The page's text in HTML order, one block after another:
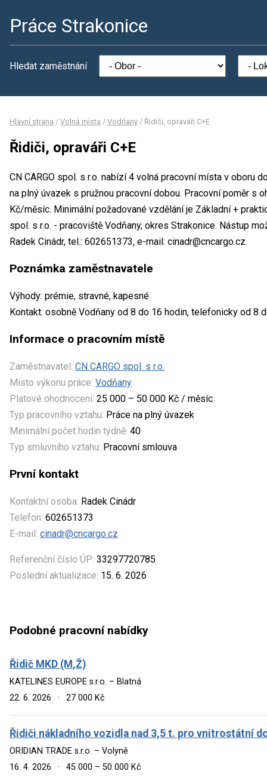
Práce Strakonice
Hledat zaměstnání
Hlavní strana / Volná místa / Vodňany / Řidiči, opraváři C+E
Řidiči, opraváři C+E
CN CARGO spol. s r.o. nabízí 4 volná pracovní místa v oboru
na plný úvazek s pružnou pracovní dobou. Pracovní poměr s
Kč/měsíc. Minimální požadované vzdělání je Základní +
spol. s r.o. - pracoviště Vodňany, okres Strakonice. Nástup
Radek Cinádr, tel.: 602651373, e-mail: cinadr@cncargo.cz.
Poznámka zaměstnavatele
Výhody: prémie, stravné, kapesné.
Kontakt: osobně Vodňany od 8 do 16 hodin, telefonicky od 8
Informace o pracovním místě
Zaměstnavatel: CN CARGO spol. s r.o.
Místo výkonu práce: Vodňany
Platové ohodnocení: 25 000 – 50 000 Kč / měsíc
Typ pracovního vztahu: Práce na plný úvazek
Minimální počet hodin týdně: 40
Typ smluvního vztahu: Pracovní smlouva
První kontakt
Kontaktní osoba: Radek Cinádr
Telefon: 602651373
E-mail: cinadr@cncargo.cz
Referenční číslo ÚP: 33297720785
Poslední aktualizace: 15. 6. 2026
Podobné pracovní nabídky
Řidič MKD (M,Ž)
KATELINES EUROPE s.r.o. – Blatná
22. 6. 2026
· 27 000 Kč
Řidiči nákladního vozidla nad 3,5 t. pro vnitrostátní
ORIDIAN TRADE s.r.o. – Volyně
16. 4. 2026
· 45 000 – 50 000 Kč